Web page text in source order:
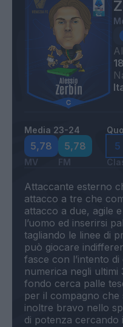
Media 23-24
5,78
MV
5,78
FM
5
Attaccante esterno
attacco a tre che
attacco a due, agile
l’uomo ed inserirsi
tagliando le linee di
può giocare
fasce con l’intento
numerica negli
fondo cerca palle
per il compagno
inoltre bravo nello
di potenza